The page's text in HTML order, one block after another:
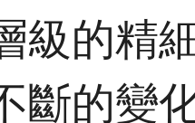
級的精
斷的變